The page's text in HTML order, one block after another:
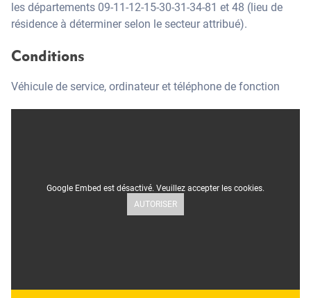
les départements 09-11-12-15-30-31-34-81 et 48 (lieu de
résidence à déterminer selon le secteur attribué).
Conditions
Véhicule de service, ordinateur et téléphone de fonction
Google Embed est désactivé. Veuillez accepter les cookies.
AUTORISER